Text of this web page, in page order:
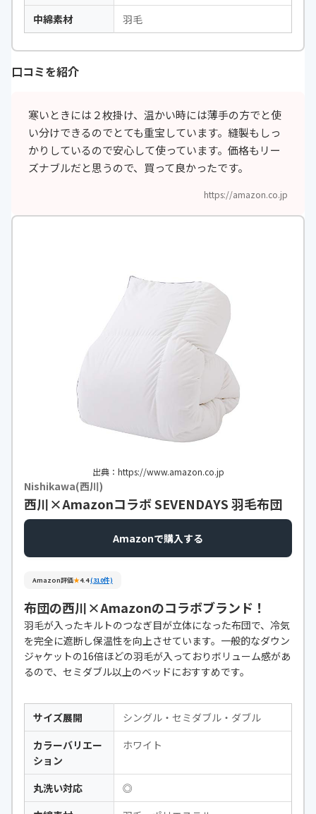
中綿素材
羽毛
口コミを紹介
寒いときには２枚掛け、温かい時には薄手の方でと使
い分けできるのでとても重宝しています。縫製もしっ
かりしているので安心して使っています。価格もリー
ズナブルだと思うので、買って良かったです。
https://amazon.co.jp
出典：https://www.amazon.co.jp
Nishikawa(西川)
西川×Amazonコラボ SEVENDAYS 羽毛布団
Amazonで購入する
Amazon評価★4.4(310件)
布団の西川×Amazonのコラボブランド！
羽毛が入ったキルトのつなぎ目が立体になった布団で、冷気
を完全に遮断し保温性を向上させています。一般的なダウン
ジャケットの16倍ほどの羽毛が入っておりボリューム感があ
るので、セミダブル以上のベッドにおすすめです。
サイズ展開
シングル・セミダブル・ダブル
カラーバリエー
ション
ホワイト
丸洗い対応
◎